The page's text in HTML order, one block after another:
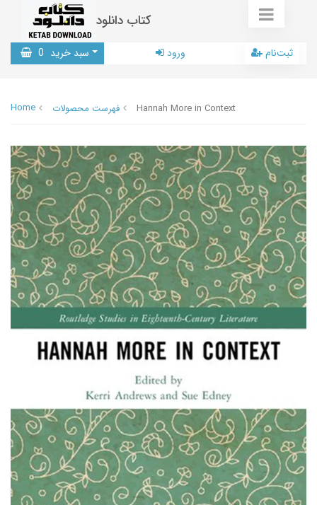
کتاب دانلود
سبد خرید 0 ورود ثبت‌نام
Home فهرست محصولات Hannah More in Context